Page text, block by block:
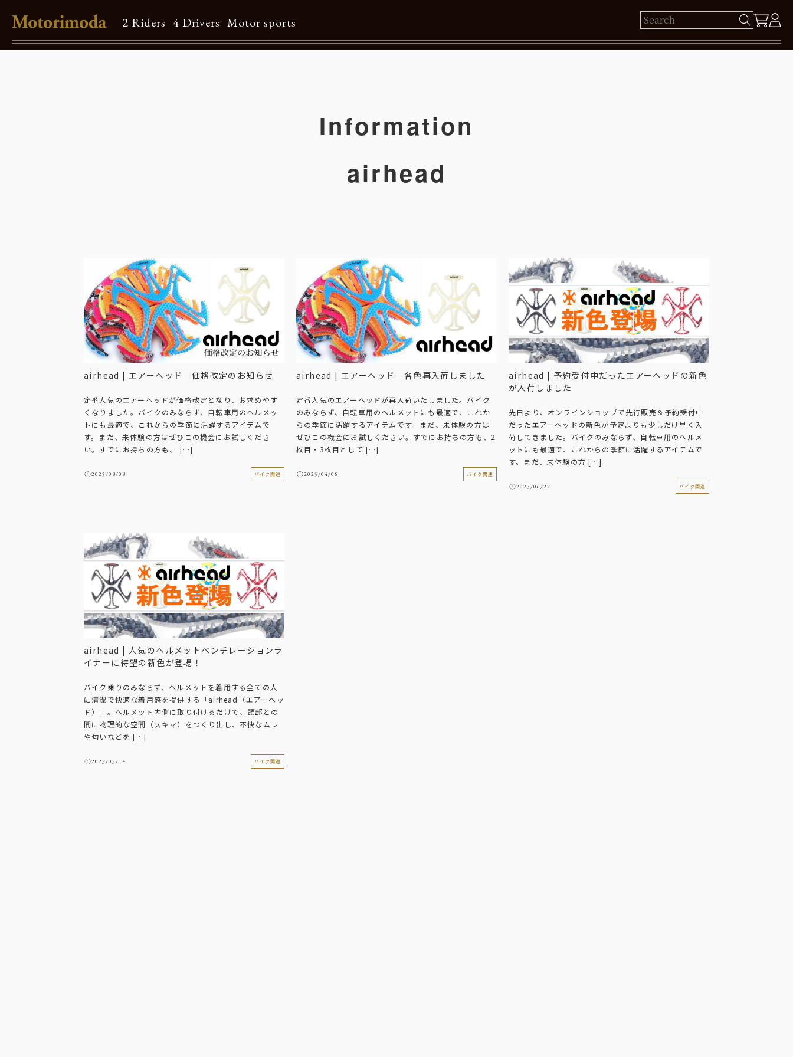
2 Riders 4 Drivers Motor sports
Information一覧
カタログダウンロード
Information
airhead
airhead | エアーヘッド 価格改定のお知らせ
定番人気のエアーヘッドが価格改定となり、お求めやす
くなりました。バイクのみならず、自転車用のヘルメッ
トにも最適で、これからの季節に活躍するアイテムで
す。まだ、未体験の方はぜひこの機会にお試しくださ
い。すでにお持ちの方も、 […]
2025/08/08 バイク関連
airhead | エアーヘッド 各色再入荷しました
定番人気のエアーヘッドが再入荷いたしました。バイク
のみならず、自転車用のヘルメットにも最適で、これか
らの季節に活躍するアイテムです。まだ、未体験の方は
ぜひこの機会にお試しください。すでにお持ちの方も、2
枚目・3枚目として […]
2025/04/08 バイク関連
airhead | 予約受付中だったエアーヘッドの新色
が入荷しました
先日より、オンラインショップで先行販売＆予約受付中
だったエアーヘッドの新色が予定よりも少しだけ早く入
荷してきました。バイクのみならず、自転車用のヘルメ
ットにも最適で、これからの季節に活躍するアイテムで
す。まだ、未体験の方 […]
2023/06/27 バイク関連
airhead | 人気のヘルメットベンチレーションラ
イナーに待望の新色が登場！
バイク乗りのみならず、ヘルメットを着用する全ての人
に清潔で快適な着用感を提供する「airhead（エアーヘッ
ド）」。ヘルメット内側に取り付けるだけで、頭部との
間に物理的な空間（スキマ）をつくり出し、不快なムレ
や匂いなどを […]
2023/03/14 バイク関連